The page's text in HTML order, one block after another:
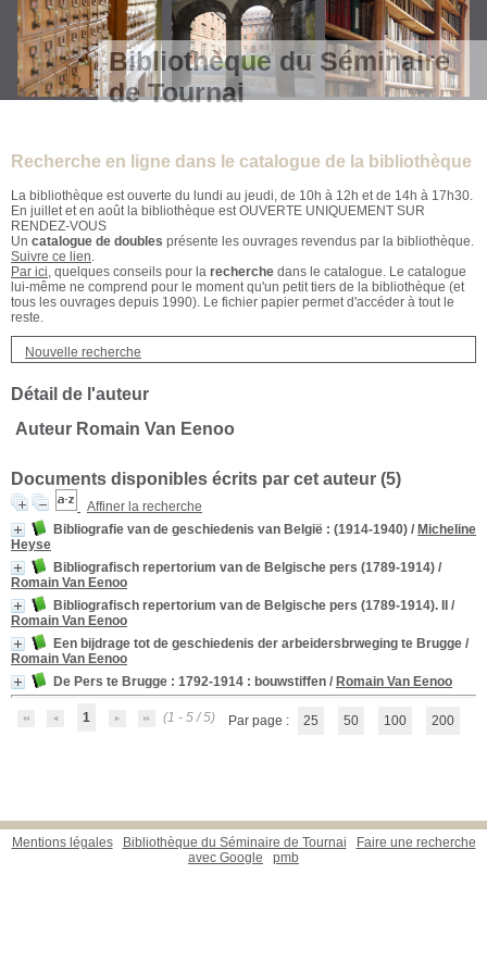
Bibliothèque du Séminaire
de Tournai
Recherche en ligne dans le catalogue de la bibliothèque
La bibliothèque est ouverte du lundi au jeudi, de 10h à 12h et de 14h à 17h30.
En juillet et en août la bibliothèque est OUVERTE UNIQUEMENT SUR
RENDEZ-VOUS
Un catalogue de doubles présente les ouvrages revendus par la bibliothèque.
Suivre ce lien.
Par ici, quelques conseils pour la recherche dans le catalogue. Le catalogue
lui-même ne comprend pour le moment qu'un petit tiers de la bibliothèque (et
tous les ouvrages depuis 1990). Le fichier papier permet d'accéder à tout le
reste.
Nouvelle recherche
Détail de l'auteur
Auteur Romain Van Eenoo
Documents disponibles écrits par cet auteur (5)
Affiner la recherche
Bibliografie van de geschiedenis van België : (1914-1940) / Micheline
Heyse
Bibliografisch repertorium van de Belgische pers (1789-1914) /
Romain Van Eenoo
Bibliografisch repertorium van de Belgische pers (1789-1914). II
/
Romain Van Eenoo
Een bijdrage tot de geschiedenis der arbeidersbrweging te Brugge /
Romain Van Eenoo
De Pers te Brugge : 1792-1914 : bouwstiffen / Romain Van Eenoo
1 (1 - 5 / 5) Par page : 25 50 100 200
Mentions légales Bibliothèque du Séminaire de Tournai
Faire une recherche
avec Google
pmb